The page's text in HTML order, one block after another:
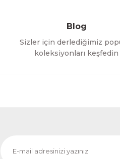
Blog
Sizler için derlediğimiz
koleksiyonları keşfedin